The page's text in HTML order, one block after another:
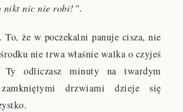
nikt nic nie robi!”.
To, że w poczekalni panuje cisza, nie
nie trwa właśnie walka o czyjeś
Ty odliczasz minuty na twardym
drzwiami dzieje się